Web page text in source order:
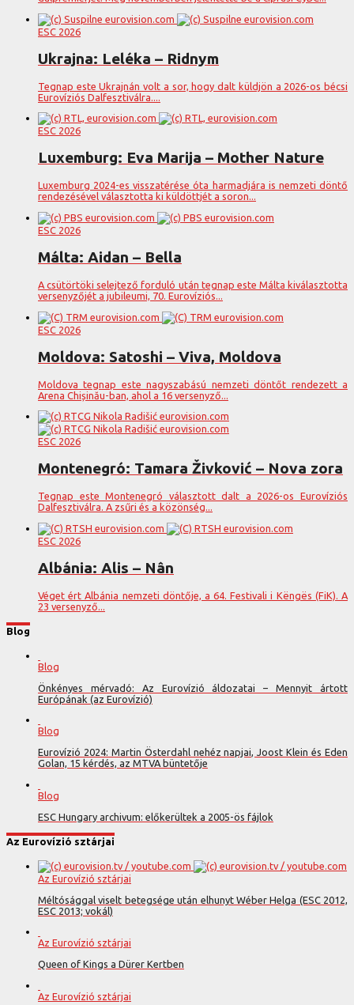
ESC 2026
Ukrajna: Leléka – Ridnym
Tegnap este Ukrajnán volt a sor, hogy dalt küldjön a 2026-os bécsi
Eurovíziós Dalfesztiválra....
ESC 2026
Luxemburg: Eva Marija – Mother Nature
Luxemburg 2024-es visszatérése óta harmadjára is nemzeti döntő
rendezésével választotta ki küldöttjét a soron...
ESC 2026
Málta: Aidan – Bella
A csütörtöki selejtező forduló után tegnap este Málta kiválasztotta
versenyzőjét a jubileumi, 70. Eurovíziós...
ESC 2026
Moldova: Satoshi – Viva, Moldova
Moldova tegnap este nagyszabású nemzeti döntőt rendezett a
Arena Chișinău-ban, ahol a 16 versenyző...
ESC 2026
Montenegró: Tamara Živković – Nova zora
Tegnap este Montenegró választott dalt a 2026-os Eurovíziós
Dalfesztiválra. A zsűri és a közönség...
ESC 2026
Albánia: Alis – Nân
Véget ért Albánia nemzeti döntője, a 64. Festivali i Këngës (FiK). A
23 versenyző...
Blog
Blog
Önkényes mérvadó: Az Eurovízió áldozatai – Mennyit ártott
Európának (az Eurovízió)
Blog
Eurovízió 2024: Martin Österdahl nehéz napjai, Joost Klein és Eden
Golan, 15 kérdés, az MTVA büntetője
Blog
ESC Hungary archivum: előkerültek a 2005-ös fájlok
Az Eurovízió sztárjai
Az Eurovízió sztárjai
Méltósággal viselt betegsége után elhunyt Wéber Helga (ESC 2012,
ESC 2013; vokál)
Az Eurovízió sztárjai
Queen of Kings a Dürer Kertben
Az Eurovízió sztárjai